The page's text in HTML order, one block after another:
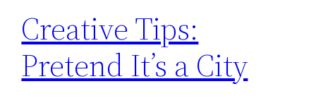
Creative Tips:
Pretend It’s a City